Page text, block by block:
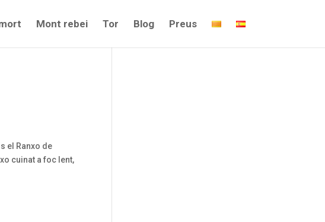
Mont rebei Tor Blog Preus
el Ranxo de
cuinat a foc lent,